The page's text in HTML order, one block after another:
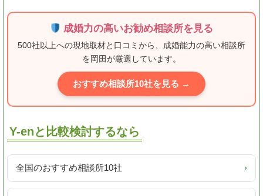
成婚力の高いお勧め相談所を見る
500社以上への現地取材と口コミから、成婚能力の高い相談所
を岡田が厳選しています。
おすすめ相談所10社を見る →
Y-enと比較検討するなら
全国のおすすめ相談所10社 ›